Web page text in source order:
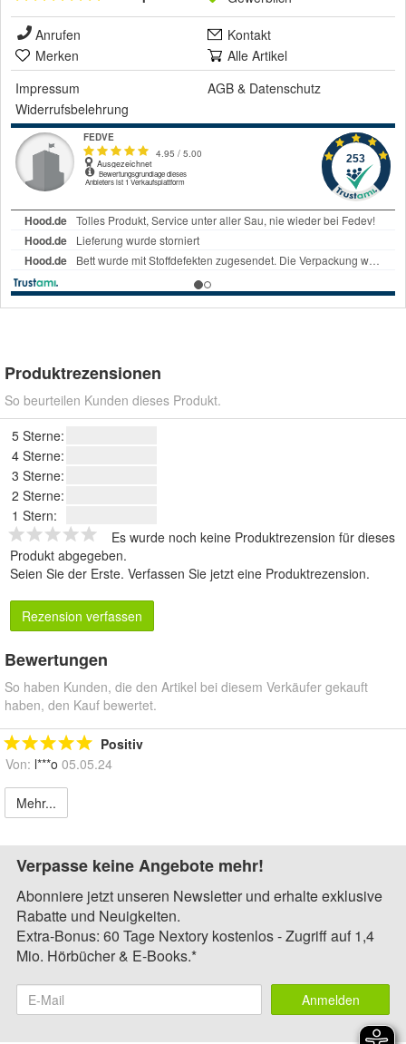
Anrufen
Kontakt
Merken
Alle Artikel
Impressum
AGB & Datenschutz
Widerrufsbelehrung
Produktrezensionen
So beurteilen Kunden dieses Produkt.
5 Sterne:
4 Sterne:
3 Sterne:
2 Sterne:
1 Stern:
Es wurde noch keine Produktrezension für dieses
Produkt abgegeben.
Seien Sie der Erste. Verfassen Sie jetzt eine Produktrezension.
Rezension verfassen
Bewertungen
So haben Kunden, die den Artikel bei diesem Verkäufer gekauft
haben, den Kauf bewertet.
Positiv
Von: l***o 05.05.24
Mehr...
Verpasse keine Angebote mehr!
Abonniere jetzt unseren Newsletter und erhalte exklusive
Rabatte und Neuigkeiten.
Extra-Bonus: 60 Tage Nextory kostenlos - Zugriff auf 1,4
Mio. Hörbücher & E-Books.*
Anmelden